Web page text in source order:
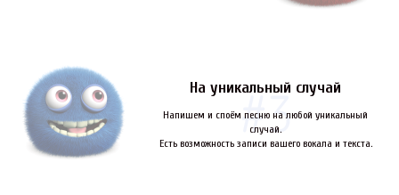
На уникальный случай
Напишем и споём песню на любой уникальный
случай.
Есть возможность записи вашего вокала и текста.